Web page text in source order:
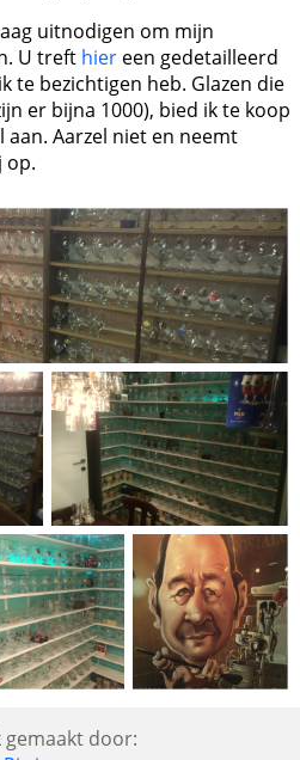
uitnodigen om mijn
U treft hier een gedetailleerd
te bezichtigen heb. Glazen die
er bijna 1000), bied ik te koop
Aarzel niet en neemt
op.
gemaakt door: